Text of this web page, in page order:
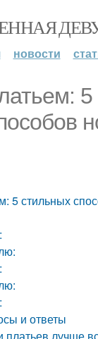
новости
5
5 стильных
и ответы